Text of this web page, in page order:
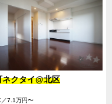
ネクタイ@北区
／7.1万円〜